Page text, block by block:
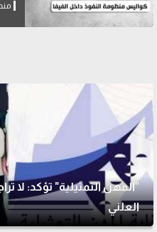
"المهن التمثيلية" تؤكد: لا
العلني